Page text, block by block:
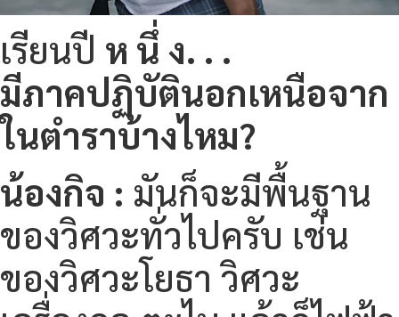
เรียนปี ห นึ่ ง. . .
มีภาคปฏิบัตินอกเหนือจาก
ในตำราบ้างไหม?
น้องกิจ : มันก็จะมีพื้นฐาน
ของวิศวะทั่วไปครับ เช่น
ของวิศวะโยธา วิศวะ